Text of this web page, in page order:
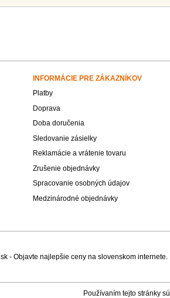
INFORMÁCIE PRE ZÁKAZNÍKOV
Platby
Doprava
Doba doručenia
Sledovanie zásielky
Reklamácie a vrátenie tovaru
Zrušenie objednávky
Spracovanie osobných údajov
Medzinárodné objednávky
Používaním tejto stránky